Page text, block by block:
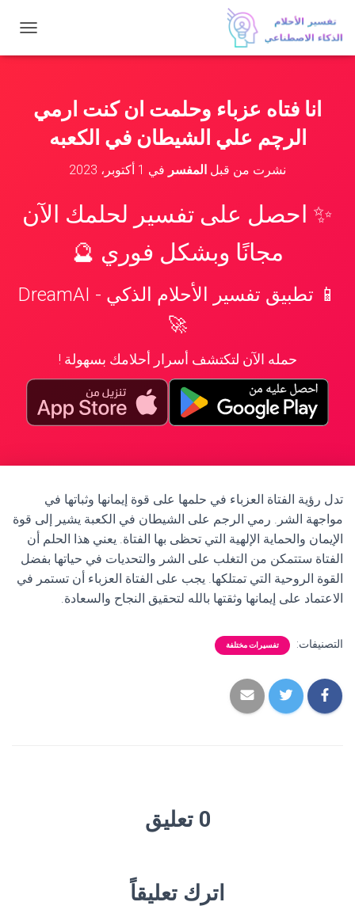
ب
انا فتاه عزباء وحلمت ان كنت ارمي
الرچم علي الشيطان في الكعبه
نشرت من قبل المفسر في 1 أكتوبر، 2023
✨ احصل على تفسير لحلمك الآن
مجانًا وبشكل فوري 🔮
📱 تطبيق تفسير الأحلام الذكي - DreamAI
🚀
حمله الآن لتكتشف أسرار أحلامك بسهولة !
تدل رؤية الفتاة العزباء في حلمها على قوة إيمانها وثباتها في
مواجهة الشر. رمي الرجم على الشيطان في الكعبة يشير إلى قوة
الإيمان والحماية الإلهية التي تحظى بها الفتاة. يعني هذا الحلم أن
الفتاة ستتمكن من التغلب على الشر والتحديات في حياتها بفضل
القوة الروحية التي تمتلكها. يجب على الفتاة العزباء أن تستمر في
الاعتماد على إيمانها وثقتها بالله لتحقيق النجاح والسعادة.
التصنيفات: تفسيرات مختلفة
0 تعليق
اترك تعليقاً